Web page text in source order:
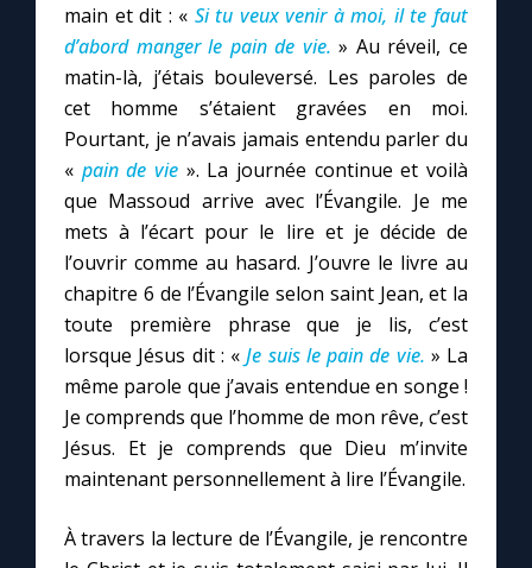
main et dit : « Si tu veux venir à moi, il te faut
d’abord manger le pain de vie. » Au réveil, ce
matin-là, j’étais bouleversé. Les paroles de
cet homme s’étaient gravées en moi.
Pourtant, je n’avais jamais entendu parler du
« pain de vie ». La journée continue et voilà
que Massoud arrive avec l’Évangile. Je me
mets à l’écart pour le lire et je décide de
l’ouvrir comme au hasard. J’ouvre le livre au
chapitre 6 de l’Évangile selon saint Jean, et la
toute première phrase que je lis, c’est
lorsque Jésus dit : «Je suis le pain de vie. » La
même parole que j’avais entendue en songe !
Je comprends que l’homme de mon rêve, c’est
Jésus. Et je comprends que Dieu m’invite
maintenant personnellement à lire l’Évangile.
À travers la lecture de l’Évangile, je rencontre